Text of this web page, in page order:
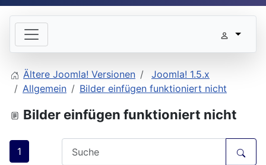
Ältere Joomla! Versionen
Joomla! 1.5.x
Allgemein
Bilder einfügen funktioniert nicht
Bilder einfügen funktioniert nicht
1